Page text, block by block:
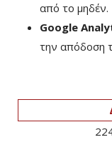
από το μηδέν.
Google
την απόδοση